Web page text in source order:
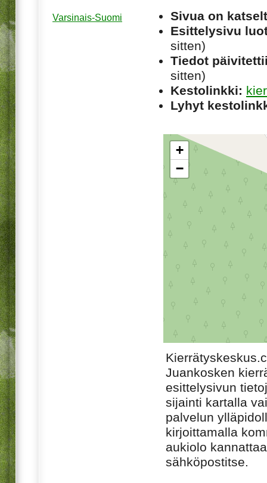
Sivua on
Esittelysivu
sitten)
Tiedot
sitten)
Kestolinkki:
Lyhyt
+
−
Juankosken
esittelysivun
sijainti kartalla
palvelun
kirjoittamalla
aukiolo
sähköpostitse.
Varsinais-Suomi